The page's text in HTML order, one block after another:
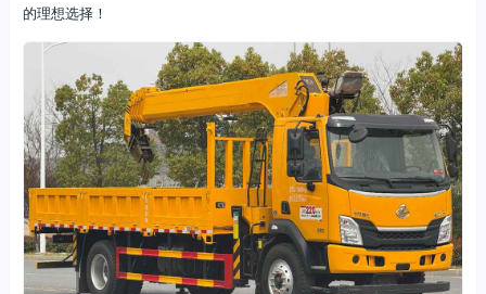
的理想选择！